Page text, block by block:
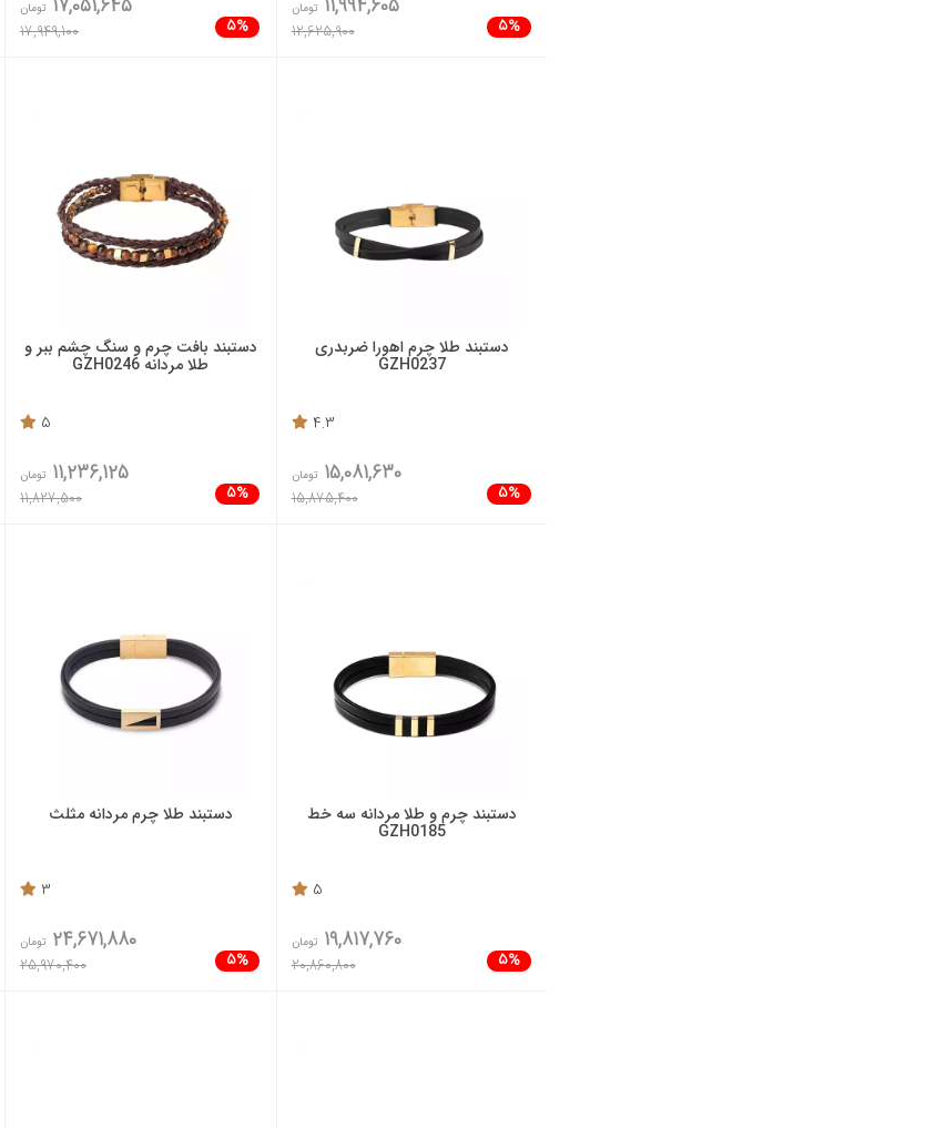
5%
11,994,605 تومان
12,625,900
5%
17,051,645 تومان
17,949,100
دستبند طلا چرم اهورا ضربدری
GZH0237
4.3
5%
15,081,630 تومان
15,875,400
دستبند بافت چرم و سنگ چشم ببر و
طلا مردانه GZH0246
5
5%
11,236,125 تومان
11,827,500
دستبند چرم و طلا مردانه سه خط
GZH0185
5
5%
19,817,760 تومان
20,860,800
دستبند طلا چرم مردانه مثلث
3
5%
24,671,880 تومان
25,970,400